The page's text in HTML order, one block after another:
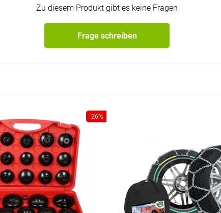
Zu diesem Produkt gibt es keine Fragen
Frage schreiben
-26%